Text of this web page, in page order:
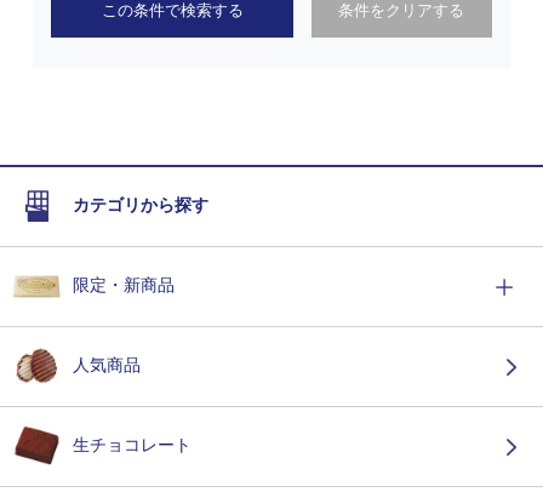
この条件で検索する 条件をクリアする
カテゴリから探す
限定・新商品
人気商品
生チョコレート